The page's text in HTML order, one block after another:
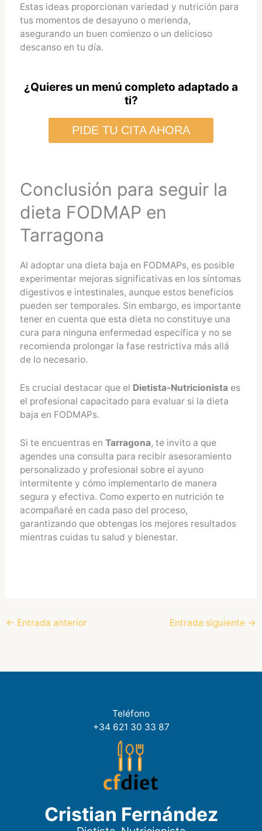
Estas ideas proporcionan variedad y nutrición para
tus momentos de desayuno o merienda,
asegurando un buen comienzo o un delicioso
descanso en tu día.
¿Quieres un menú completo adaptado a
ti?
PIDE TU CITA AHORA
Conclusión para seguir la
dieta FODMAP en
Tarragona
Al adoptar una dieta baja en FODMAPs, es posible
experimentar mejoras significativas en los síntomas
digestivos e intestinales, aunque estos beneficios
pueden ser temporales. Sin embargo, es importante
tener en cuenta que esta dieta no constituye una
cura para ninguna enfermedad específica y no se
recomienda prolongar la fase restrictiva más allá
de lo necesario.
Es crucial destacar que el Dietista-Nutricionista es
el profesional capacitado para evaluar si la dieta
baja en FODMAPs.
Si te encuentras en Tarragona, te invito a que
agendes una consulta para recibir asesoramiento
personalizado y profesional sobre el ayuno
intermitente y cómo implementarlo de manera
segura y efectiva. Como experto en nutrición te
acompañaré en cada paso del proceso,
garantizando que obtengas los mejores resultados
mientras cuidas tu salud y bienestar.
← Entrada anterior Entrada siguiente →
Teléfono
+34 621 30 33 87
Cristian Fernández